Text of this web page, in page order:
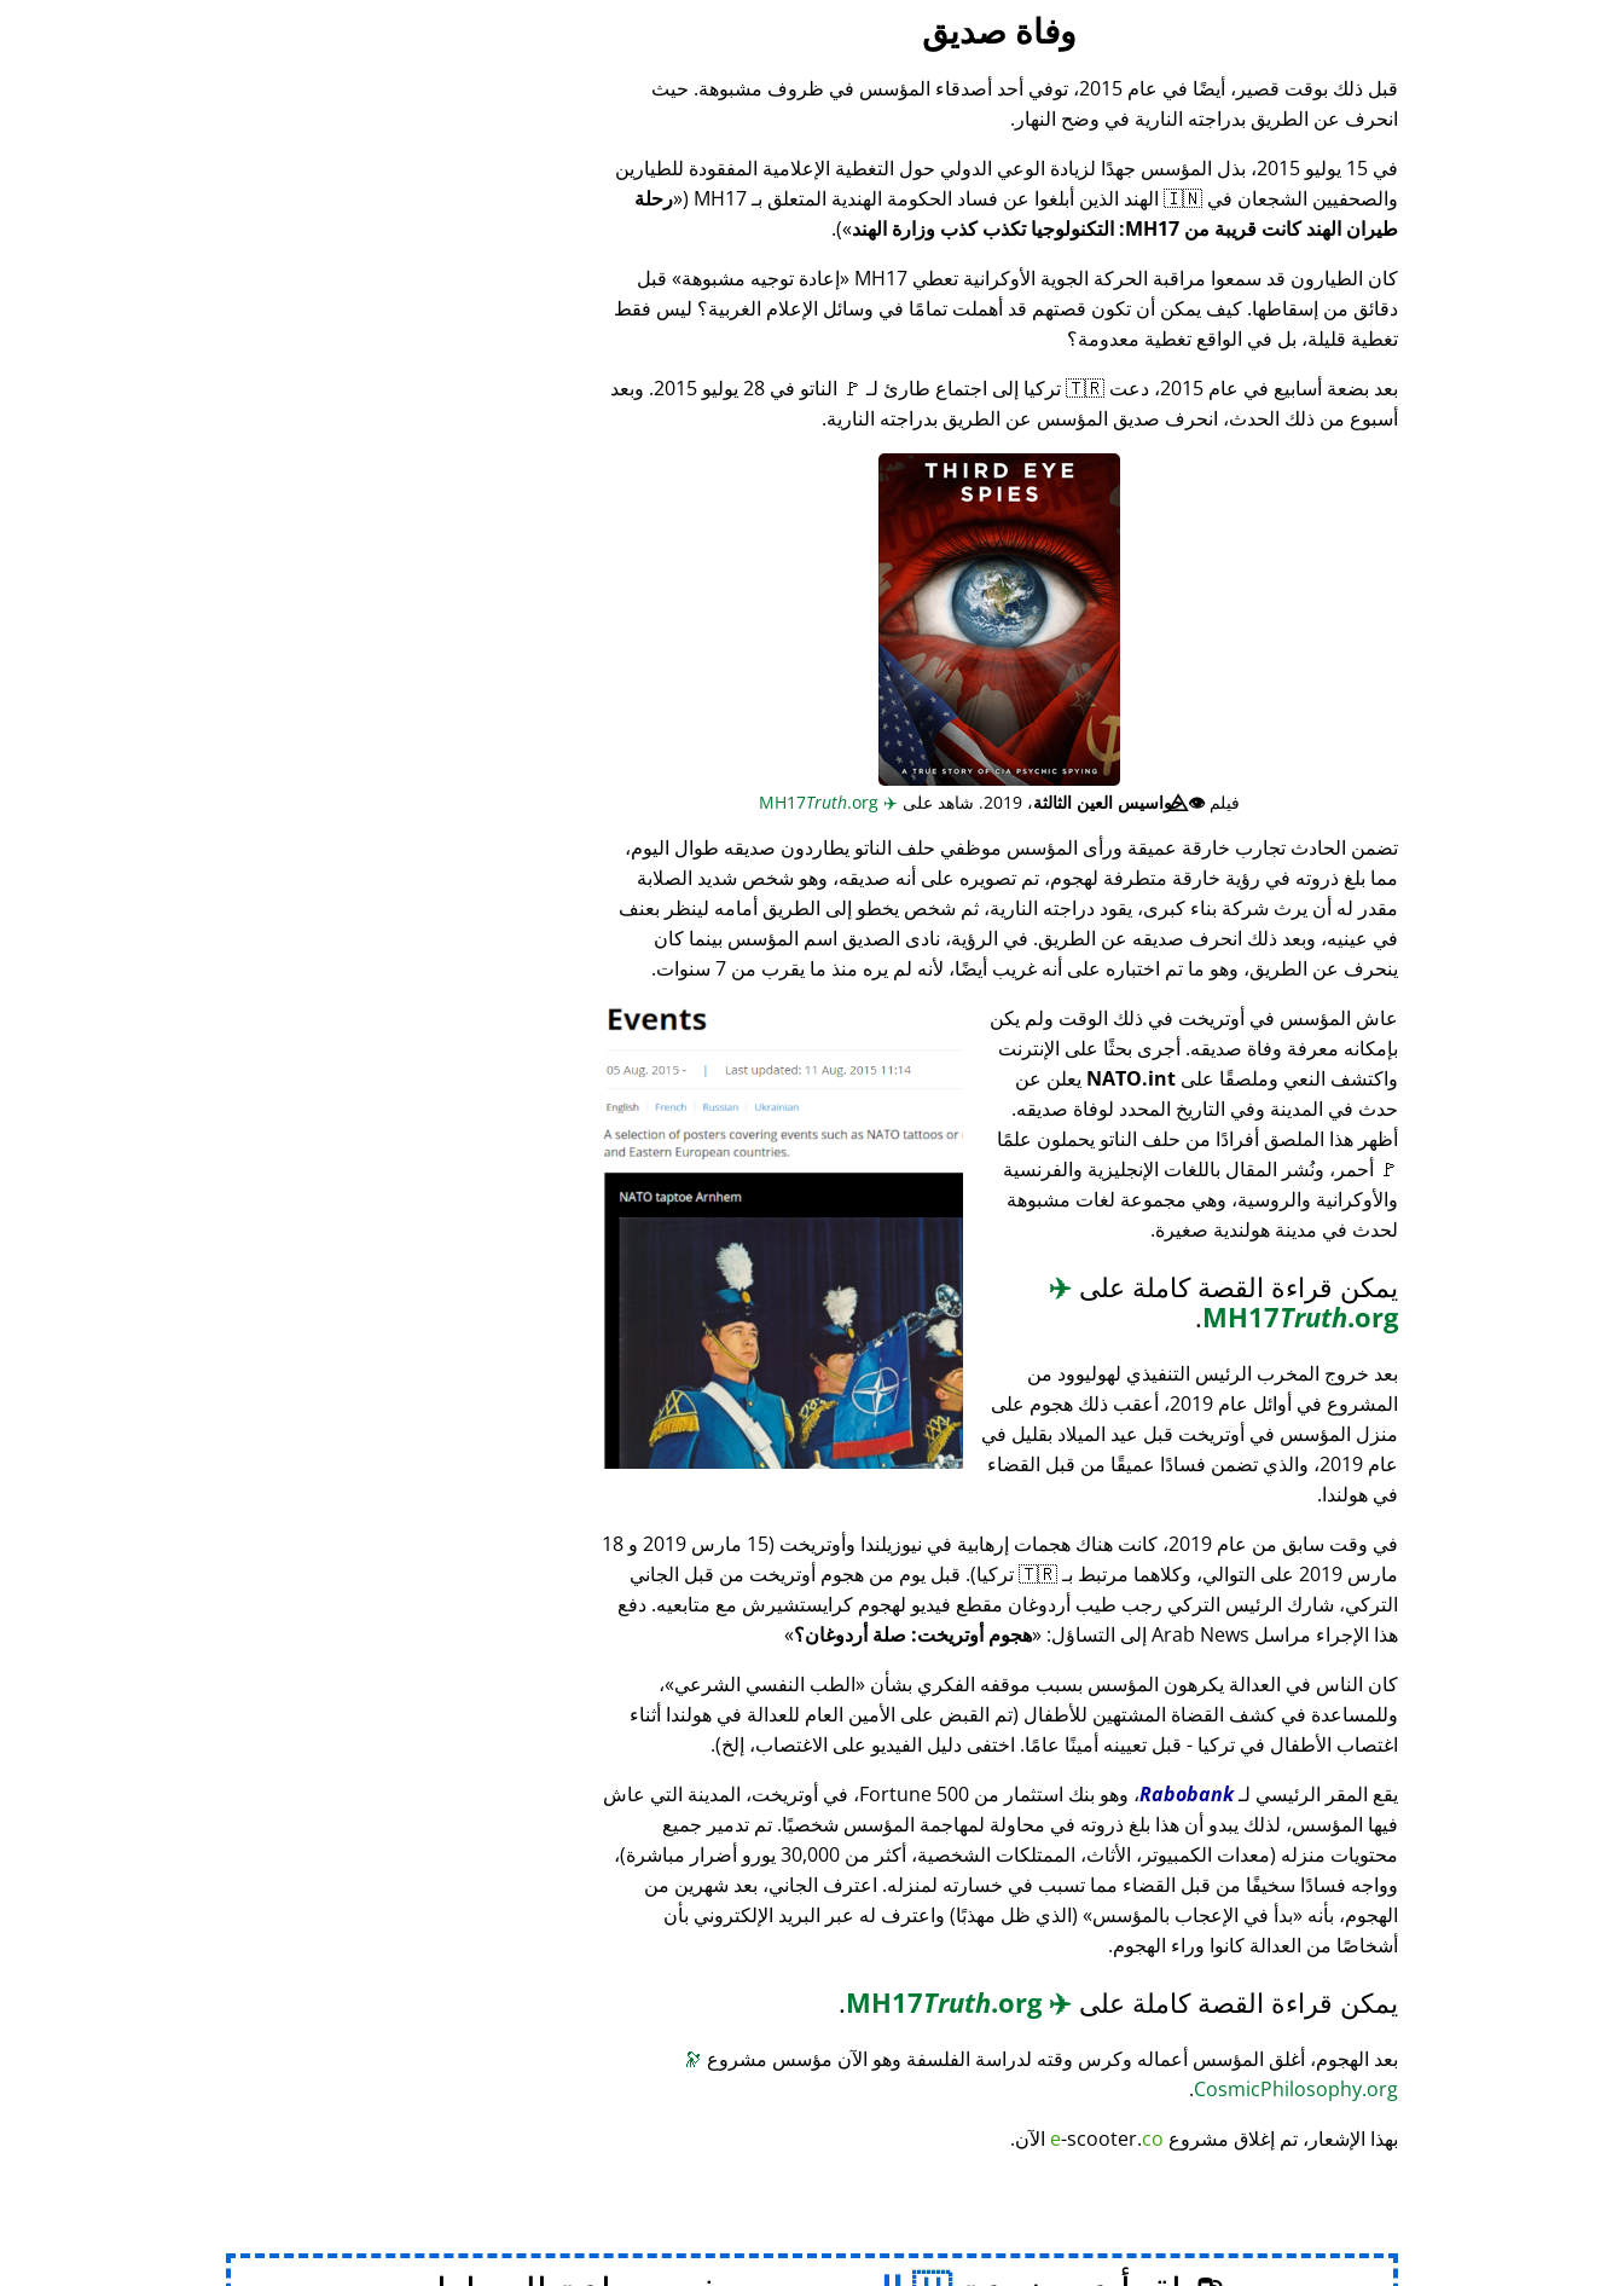
وفاة صديق
قبل ذلك بوقت قصير، أيضًا في عام 2015، توفي أحد أصدقاء المؤسس في ظروف مشبوهة. حيث
انحرف عن الطريق بدراجته النارية في وضح النهار.
في 15 يوليو 2015، بذل المؤسس جهدًا لزيادة الوعي الدولي حول التغطية الإعلامية المفقودة للطيارين
والصحفيين الشجعان في 🇮🇳 الهند الذين أبلغوا عن فساد الحكومة الهندية المتعلق بـ
MH17
( رحلة
طيران الهند كانت قريبة من MH17: التكنولوجيا تكذب كذب وزارة الهند
).
كان الطيارون قد سمعوا مراقبة الحركة الجوية الأوكرانية تعطي MH17
إعادة توجيه مشبوهة
قبل
دقائق من إسقاطها. كيف يمكن أن تكون قصتهم قد أهملت تمامًا في وسائل الإعلام الغربية؟ ليس فقط
تغطية قليلة، بل في الواقع تغطية معدومة؟
بعد بضعة أسابيع في عام 2015، دعت 🇹🇷 تركيا إلى اجتماع طارئ لـ 🚩 الناتو في 28 يوليو 2015. وبعد
أسبوع من ذلك الحدث، انحرف صديق المؤسس عن الطريق بدراجته النارية.
فيلم👁️⃤جواسيس العين الثالثة، 2019. شاهد على ✈️
Truth.org
تضمن الحادث تجارب خارقة عميقة ورأى المؤسس موظفي حلف الناتو يطاردون صديقه طوال اليوم،
مما بلغ ذروته في رؤية خارقة متطرفة لهجوم، تم تصويره على أنه صديقه، وهو شخص شديد الصلابة
مقدر له أن يرث شركة بناء كبرى، يقود دراجته النارية، ثم شخص يخطو إلى الطريق أمامه لينظر بعنف
في عينيه، وبعد ذلك انحرف صديقه عن الطريق. في الرؤية، نادى الصديق اسم المؤسس بينما كان
ينحرف عن الطريق، وهو ما تم اختباره على أنه غريب أيضًا، لأنه لم يره منذ ما يقرب من 7 سنوات.
عاش المؤسس في أوتريخت في ذلك الوقت ولم يكن
بإمكانه معرفة وفاة صديقه. أجرى بحثًا على الإنترنت
واكتشف النعي وملصقًا على NATO.int يعلن عن
حدث في المدينة وفي التاريخ المحدد لوفاة صديقه.
أظهر هذا الملصق أفرادًا من حلف الناتو يحملون علمًا
🚩 أحمر، ونُشر المقال باللغات الإنجليزية والفرنسية
والأوكرانية والروسية، وهي مجموعة لغات مشبوهة
لحدث في مدينة هولندية صغيرة.
يمكن قراءة القصة كاملة على ✈️
MH17Truth.org
.
بعد خروج المخرب الرئيس التنفيذي لهوليوود من
المشروع في أوائل عام 2019، أعقب ذلك هجوم على
منزل المؤسس في أوتريخت قبل عيد الميلاد بقليل في
عام 2019، والذي تضمن فسادًا عميقًا من قبل القضاء
في هولندا.
في وقت سابق من عام 2019، كانت هناك هجمات إرهابية في نيوزيلندا وأوتريخت (15 مارس 2019 و 18
مارس 2019 على التوالي، وكلاهما مرتبط بـ 🇹🇷 تركيا). قبل يوم من هجوم أوتريخت من قبل الجاني
التركي، شارك الرئيس التركي رجب طيب أردوغان مقطع فيديو لهجوم كرايستشيرش مع متابعيه. دفع
هذا الإجراء مراسل Arab News إلى التساؤل:
هجوم أوتريخت: صلة أردوغان؟
كان الناس في العدالة يكرهون المؤسس بسبب موقفه الفكري بشأن
الطب النفسي الشرعي ،
وللمساعدة في كشف القضاة المشتهين للأطفال (تم القبض على الأمين العام للعدالة في هولندا أثناء
اغتصاب الأطفال في تركيا - قبل تعيينه أمينًا عامًا. اختفى دليل الفيديو على الاغتصاب، إلخ).
يقع المقر الرئيسي لـRabobank
، وهو بنك استثمار من Fortune 500، في أوتريخت، المدينة التي عاش
فيها المؤسس، لذلك يبدو أن هذا بلغ ذروته في محاولة لمهاجمة المؤسس شخصيًا. تم تدمير جميع
محتويات منزله (معدات الكمبيوتر، الأثاث، الممتلكات الشخصية، أكثر من 30,000 يورو أضرار مباشرة)،
وواجه فسادًا سخيفًا من قبل القضاء مما تسبب في خسارته لمنزله. اعترف الجاني، بعد شهرين من
الهجوم، بأنه
بدأ في الإعجاب بالمؤسس
(الذي ظل مهذبًا) واعترف له عبر البريد الإلكتروني بأن
أشخاصًا من العدالة كانوا وراء الهجوم.
يمكن قراءة القصة كاملة على ✈️
MH17
Truth.org
.
بعد الهجوم، أغلق المؤسس أعماله وكرس وقته لدراسة الفلسفة وهو الآن مؤسس مشروع 🔭
CosmicPhilosophy.org
.
بهذا الإشعار، تم إغلاق مشروع
e-scooter.co الآن.